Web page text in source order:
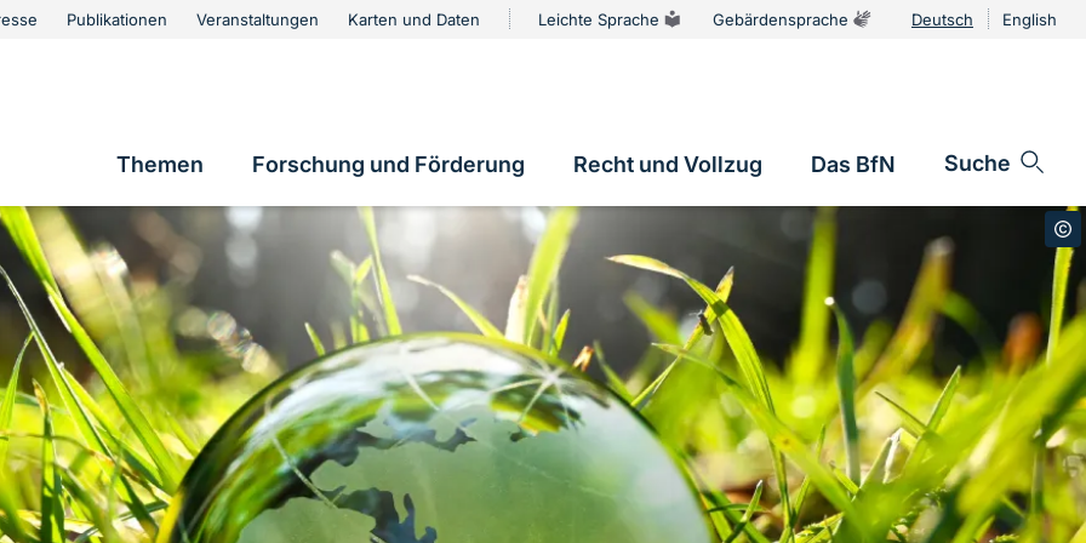
Publikationen Veranstaltungen Karten und Daten Leichte Sprache Gebärdensprache Deutsch English
Hauptnavigation
Themen Forschung und Förderung Recht und Vollzug Das BfN Suche